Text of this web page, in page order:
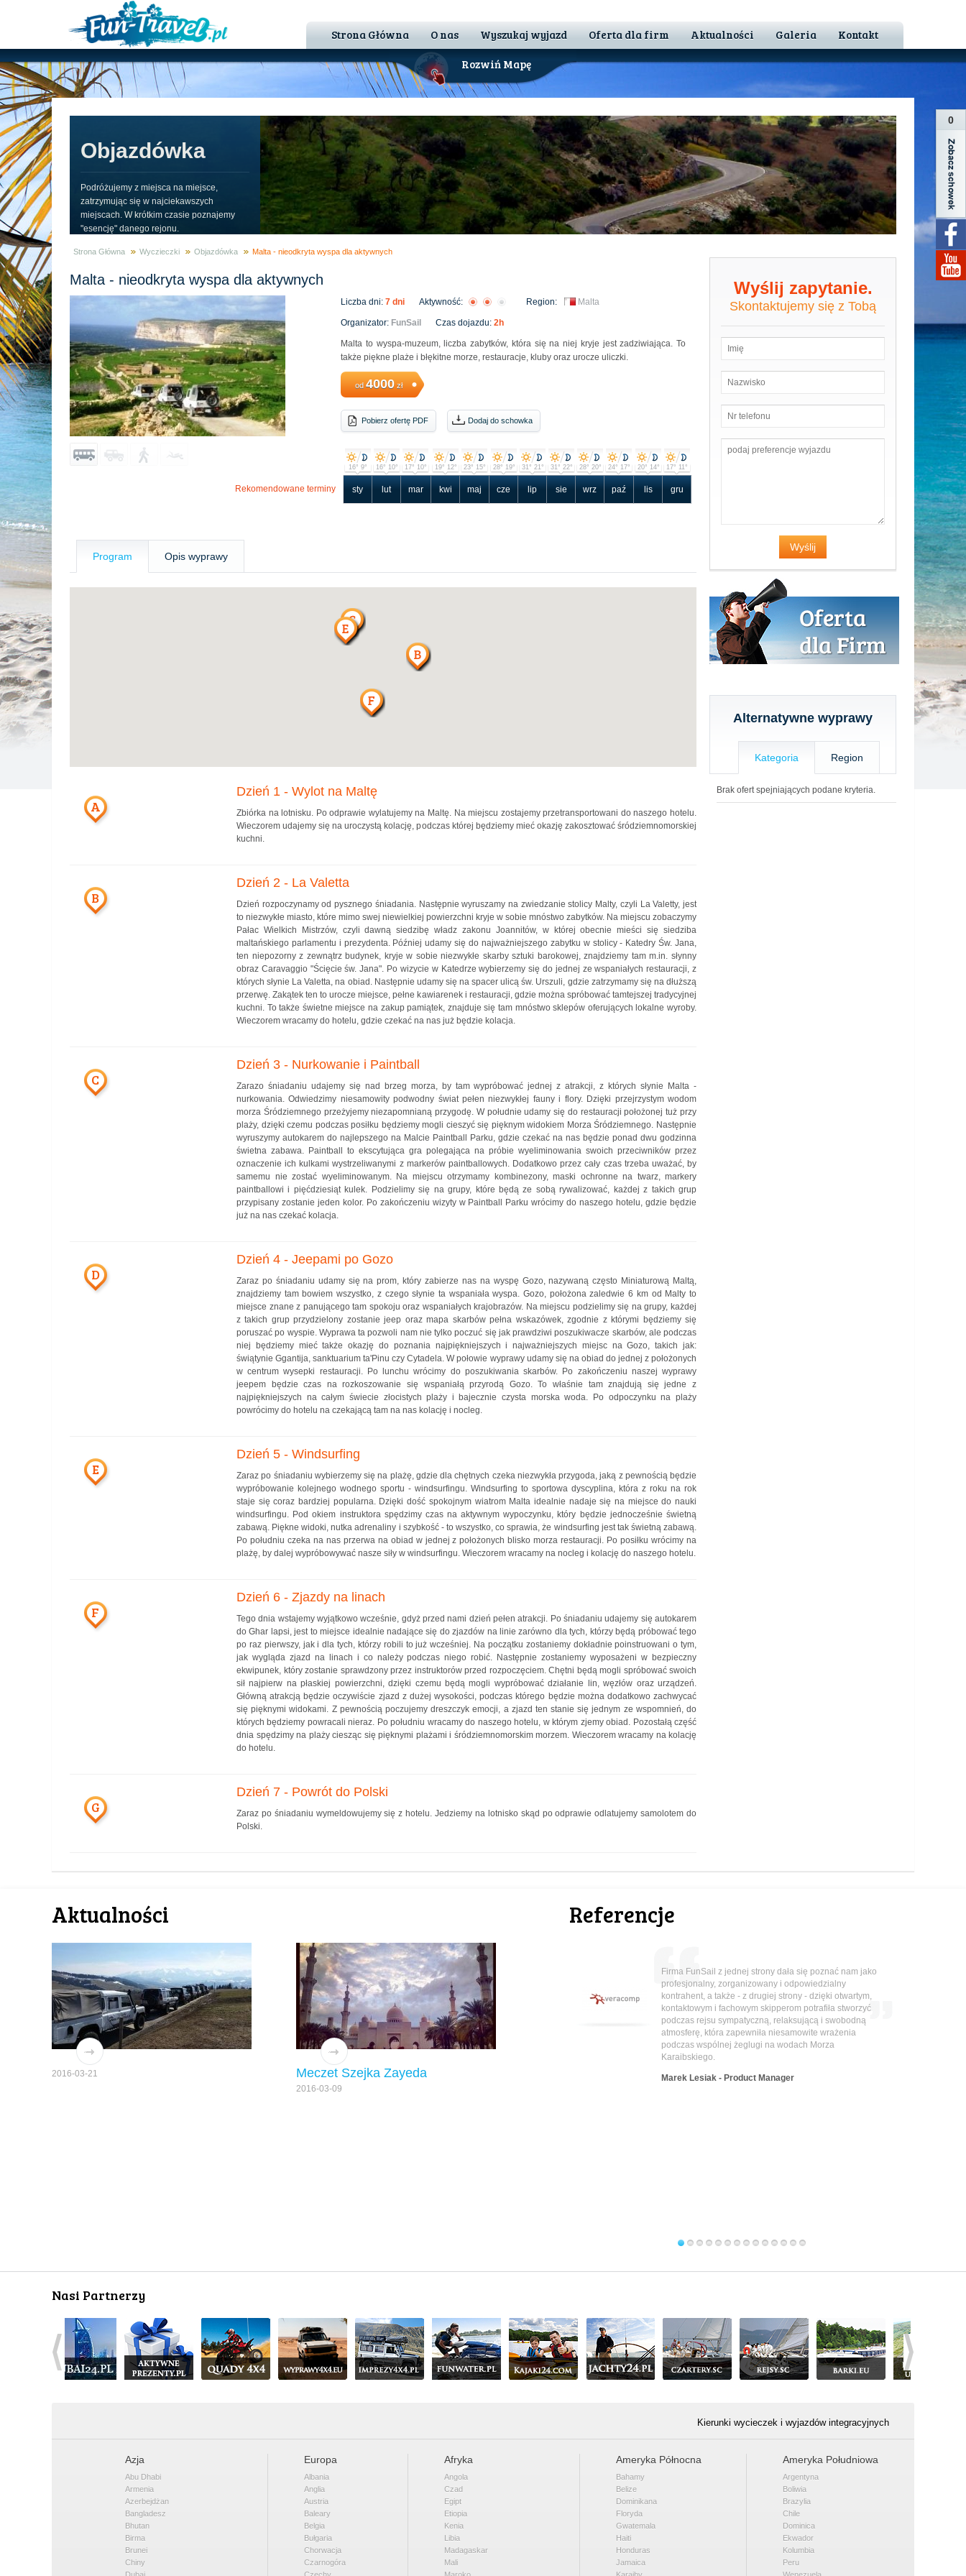
0
Strona Główna O nas Wyszukaj wyjazd Oferta dla firm Aktualności Galeria Kontakt
Zaufali Nam
Rozwiń Mapę
Objazdówka
Podróżujemy z miejsca na miejsce,
zatrzymując się w najciekawszych
miejscach. W krótkim czasie poznajemy
"esencję" danego rejonu.
Strona Główna Wyczieczki Objazdówka Malta - nieodkryta wyspa dla aktywnych
Malta - nieodkryta wyspa dla aktywnych
Liczba dni: 7 dni Aktywność: Region: Malta
Organizator: FunSail Czas dojazdu: 2h
Malta to wyspa-muzeum, liczba zabytków, która się na niej kryje jest zadziwiająca. To
także piękne plaże i błękitne morze, restauracje, kluby oraz urocze uliczki.
od 4000 zł
Pobierz ofertę PDF Dodaj do schowka
Rekomendowane terminy sty
16° 9°
lut
16° 10°
mar
17° 10°
kwi
19° 12°
maj
23° 15°
cze
28° 19°
lip
31° 21°
sie
31° 22°
wrz
28° 20°
paź
24° 17°
lis
20° 14°
gru
17° 11°
Program Opis wyprawy
A
Dzień 1 - Wylot na Maltę
Zbiórka na lotnisku. Po odprawie wylatujemy na Maltę. Na miejscu zostajemy przetransportowani do naszego hotelu.
Wieczorem udajemy się na uroczystą kolację, podczas której będziemy mieć okazję zakosztować śródziemnomorskiej
kuchni.
B
Dzień 2 - La Valetta
Dzień rozpoczynamy od pysznego śniadania. Następnie wyruszamy na zwiedzanie stolicy Malty, czyli La Valetty, jest
to niezwykłe miasto, które mimo swej niewielkiej powierzchni kryje w sobie mnóstwo zabytków. Na miejscu zobaczymy
Pałac Wielkich Mistrzów, czyli dawną siedzibę władz zakonu Joannitów, w której obecnie mieści się siedziba
maltańskiego parlamentu i prezydenta. Później udamy się do najważniejszego zabytku w stolicy - Katedry Św. Jana,
ten niepozorny z zewnątrz budynek, kryje w sobie niezwykłe skarby sztuki barokowej, znajdziemy tam m.in. słynny
obraz Caravaggio "Ścięcie św. Jana". Po wizycie w Katedrze wybierzemy się do jednej ze wspaniałych restauracji, z
których słynie La Valetta, na obiad. Następnie udamy się na spacer ulicą św. Urszuli, gdzie zatrzymamy się na dłuższą
przerwę. Zakątek ten to urocze miejsce, pełne kawiarenek i restauracji, gdzie można spróbować tamtejszej tradycyjnej
kuchni. To także świetne miejsce na zakup pamiątek, znajduje się tam mnóstwo sklepów oferujących lokalne wyroby.
Wieczorem wracamy do hotelu, gdzie czekać na nas już będzie kolacja.
C
Dzień 3 - Nurkowanie i Paintball
Zarazo śniadaniu udajemy się nad brzeg morza, by tam wypróbować jednej z atrakcji, z których słynie Malta -
nurkowania. Odwiedzimy niesamowity podwodny świat pełen niezwykłej fauny i flory. Dzięki przejrzystym wodom
morza Śródziemnego przeżyjemy niezapomnianą przygodę. W południe udamy się do restauracji położonej tuż przy
plaży, dzięki czemu podczas posiłku będziemy mogli cieszyć się pięknym widokiem Morza Śródziemnego. Następnie
wyruszymy autokarem do najlepszego na Malcie Paintball Parku, gdzie czekać na nas będzie ponad dwu godzinna
świetna zabawa. Paintball to ekscytująca gra polegająca na próbie wyeliminowania swoich przeciwników przez
oznaczenie ich kulkami wystrzeliwanymi z markerów paintballowych. Dodatkowo przez cały czas trzeba uważać, by
samemu nie zostać wyeliminowanym. Na miejscu otrzymamy kombinezony, maski ochronne na twarz, markery
paintballowi i pięćdziesiąt kulek. Podzielimy się na grupy, które będą ze sobą rywalizować, każdej z takich grup
przypisany zostanie jeden kolor. Po zakończeniu wizyty w Paintball Parku wrócimy do naszego hotelu, gdzie będzie
już na nas czekać kolacja.
D
Dzień 4 - Jeepami po Gozo
Zaraz po śniadaniu udamy się na prom, który zabierze nas na wyspę Gozo, nazywaną często Miniaturową Maltą,
znajdziemy tam bowiem wszystko, z czego słynie ta wspaniała wyspa. Gozo, położona zaledwie 6 km od Malty to
miejsce znane z panującego tam spokoju oraz wspaniałych krajobrazów. Na miejscu podzielimy się na grupy, każdej
z takich grup przydzielony zostanie jeep oraz mapa skarbów pełna wskazówek, zgodnie z którymi będziemy się
poruszać po wyspie. Wyprawa ta pozwoli nam nie tylko poczuć się jak prawdziwi poszukiwacze skarbów, ale podczas
niej będziemy mieć także okazję do poznania najpiękniejszych i najważniejszych miejsc na Gozo, takich jak:
świątynie Ggantija, sanktuarium ta'Pinu czy Cytadela. W połowie wyprawy udamy się na obiad do jednej z położonych
w centrum wysepki restauracji. Po lunchu wrócimy do poszukiwania skarbów. Po zakończeniu naszej wyprawy
jeepem będzie czas na rozkoszowanie się wspaniałą przyrodą Gozo. To właśnie tam znajdują się jedne z
najpiękniejszych na całym świecie złocistych plaży i bajecznie czysta morska woda. Po odpoczynku na plaży
powrócimy do hotelu na czekającą tam na nas kolację i nocleg.
E
Dzień 5 - Windsurfing
Zaraz po śniadaniu wybierzemy się na plażę, gdzie dla chętnych czeka niezwykła przygoda, jaką z pewnością będzie
wypróbowanie kolejnego wodnego sportu - windsurfingu. Windsurfing to sportowa dyscyplina, która z roku na rok
staje się coraz bardziej popularna. Dzięki dość spokojnym wiatrom Malta idealnie nadaje się na miejsce do nauki
windsurfingu. Pod okiem instruktora spędzimy czas na aktywnym wypoczynku, który będzie jednocześnie świetną
zabawą. Piękne widoki, nutka adrenaliny i szybkość - to wszystko, co sprawia, że windsurfing jest tak świetną zabawą.
Po południu czeka na nas przerwa na obiad w jednej z położonych blisko morza restauracji. Po posiłku wrócimy na
plażę, by dalej wypróbowywać nasze siły w windsurfingu. Wieczorem wracamy na nocleg i kolację do naszego hotelu.
F
Dzień 6 - Zjazdy na linach
Tego dnia wstajemy wyjątkowo wcześnie, gdyż przed nami dzień pełen atrakcji. Po śniadaniu udajemy się autokarem
do Ghar lapsi, jest to miejsce idealnie nadające się do zjazdów na linie zarówno dla tych, którzy będą próbować tego
po raz pierwszy, jak i dla tych, którzy robili to już wcześniej. Na początku zostaniemy dokładnie poinstruowani o tym,
jak wygląda zjazd na linach i co należy podczas niego robić. Następnie zostaniemy wyposażeni w bezpieczny
ekwipunek, który zostanie sprawdzony przez instruktorów przed rozpoczęciem. Chętni będą mogli spróbować swoich
sił najpierw na płaskiej powierzchni, dzięki czemu będą mogli wypróbować działanie lin, węzłów oraz urządzeń.
Główną atrakcją będzie oczywiście zjazd z dużej wysokości, podczas którego będzie można dodatkowo zachwycać
się pięknymi widokami. Z pewnością poczujemy dreszczyk emocji, a zjazd ten stanie się jednym ze wspomnień, do
których będziemy powracali nieraz. Po południu wracamy do naszego hotelu, w którym zjemy obiad. Pozostałą część
dnia spędzimy na plaży ciesząc się pięknymi plażami i śródziemnomorskim morzem. Wieczorem wracamy na kolację
do hotelu.
G
Dzień 7 - Powrót do Polski
Zaraz po śniadaniu wymeldowujemy się z hotelu. Jedziemy na lotnisko skąd po odprawie odlatujemy samolotem do
Polski.
Wyślij zapytanie.
Skontaktujemy się z Tobą
Alternatywne wyprawy
Kategoria Region
Brak ofert spejniających podane kryteria.
Aktualności
2016-03-21 Meczet Szejka Zayeda
2016-03-09
Referencje
Firma FunSail z jednej strony dała się poznać nam jako
profesjonalny, zorganizowany i odpowiedzialny
kontrahent, a także - z drugiej strony - dzięki otwartym,
kontaktowym i fachowym skipperom potrafiła stworzyć
podczas rejsu sympatyczną, relaksującą i swobodną
atmosferę, która zapewniła niesamowite wrażenia
podczas wspólnej żeglugi na wodach Morza
Karaibskiego.
Marek Lesiak - Product Manager
Nasi Partnerzy
Kierunki wycieczek i wyjazdów integracyjnych
Azja
Abu Dhabi
Armenia
Azerbejdżan
Bangladesz
Bhutan
Birma
Brunei
Chiny
Europa
Albania
Anglia
Austria
Baleary
Belgia
Bułgaria
Chorwacja
Czarnogóra
Afryka
Angola
Czad
Egipt
Etiopia
Kenia
Libia
Madagaskar
Mali
Ameryka Północna
Bahamy
Belize
Dominikana
Floryda
Gwatemala
Haiti
Honduras
Jamaica
Ameryka Południowa
Argentyna
Boliwia
Brazylia
Chile
Dominica
Ekwador
Kolumbia
Peru